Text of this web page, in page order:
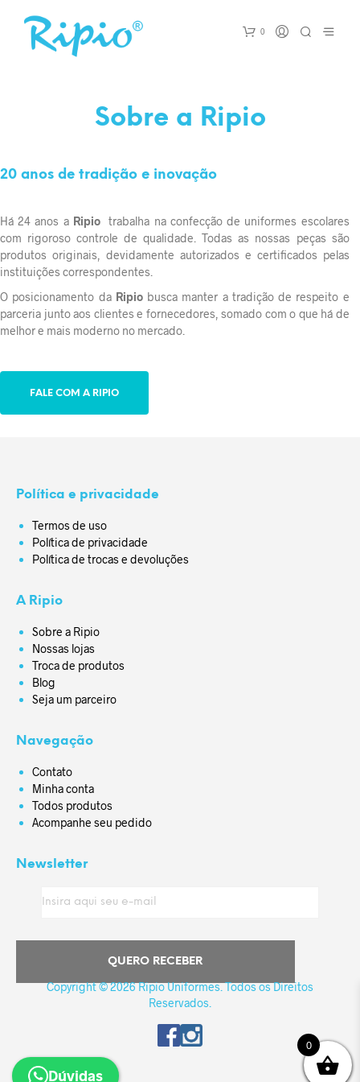
0
Sobre a Ripio
20 anos de tradição e inovação
Há 24 anos a Ripio trabalha na confecção de uniformes escolares
com rigoroso controle de qualidade. Todas as nossas peças são
produtos originais, devidamente autorizados e certificados pelas
instituições correspondentes.
O posicionamento da Ripiobusca manter a tradição de respeito e
parceria junto aos clientes e fornecedores, somado com o que há de
melhor e mais moderno no mercado.
FALE COM A RIPIO
Política e privacidade
Termos de uso
Política de privacidade
Política de trocas e devoluções
A Ripio
Sobre a Ripio
Nossas lojas
Troca de produtos
Blog
Seja um parceiro
Navegação
Contato
Minha conta
Todos produtos
Acompanhe seu pedido
Newsletter
Copyright © 2026 Ripio Uniformes. Todos os Direitos
Reservados.
0
Dúvidas